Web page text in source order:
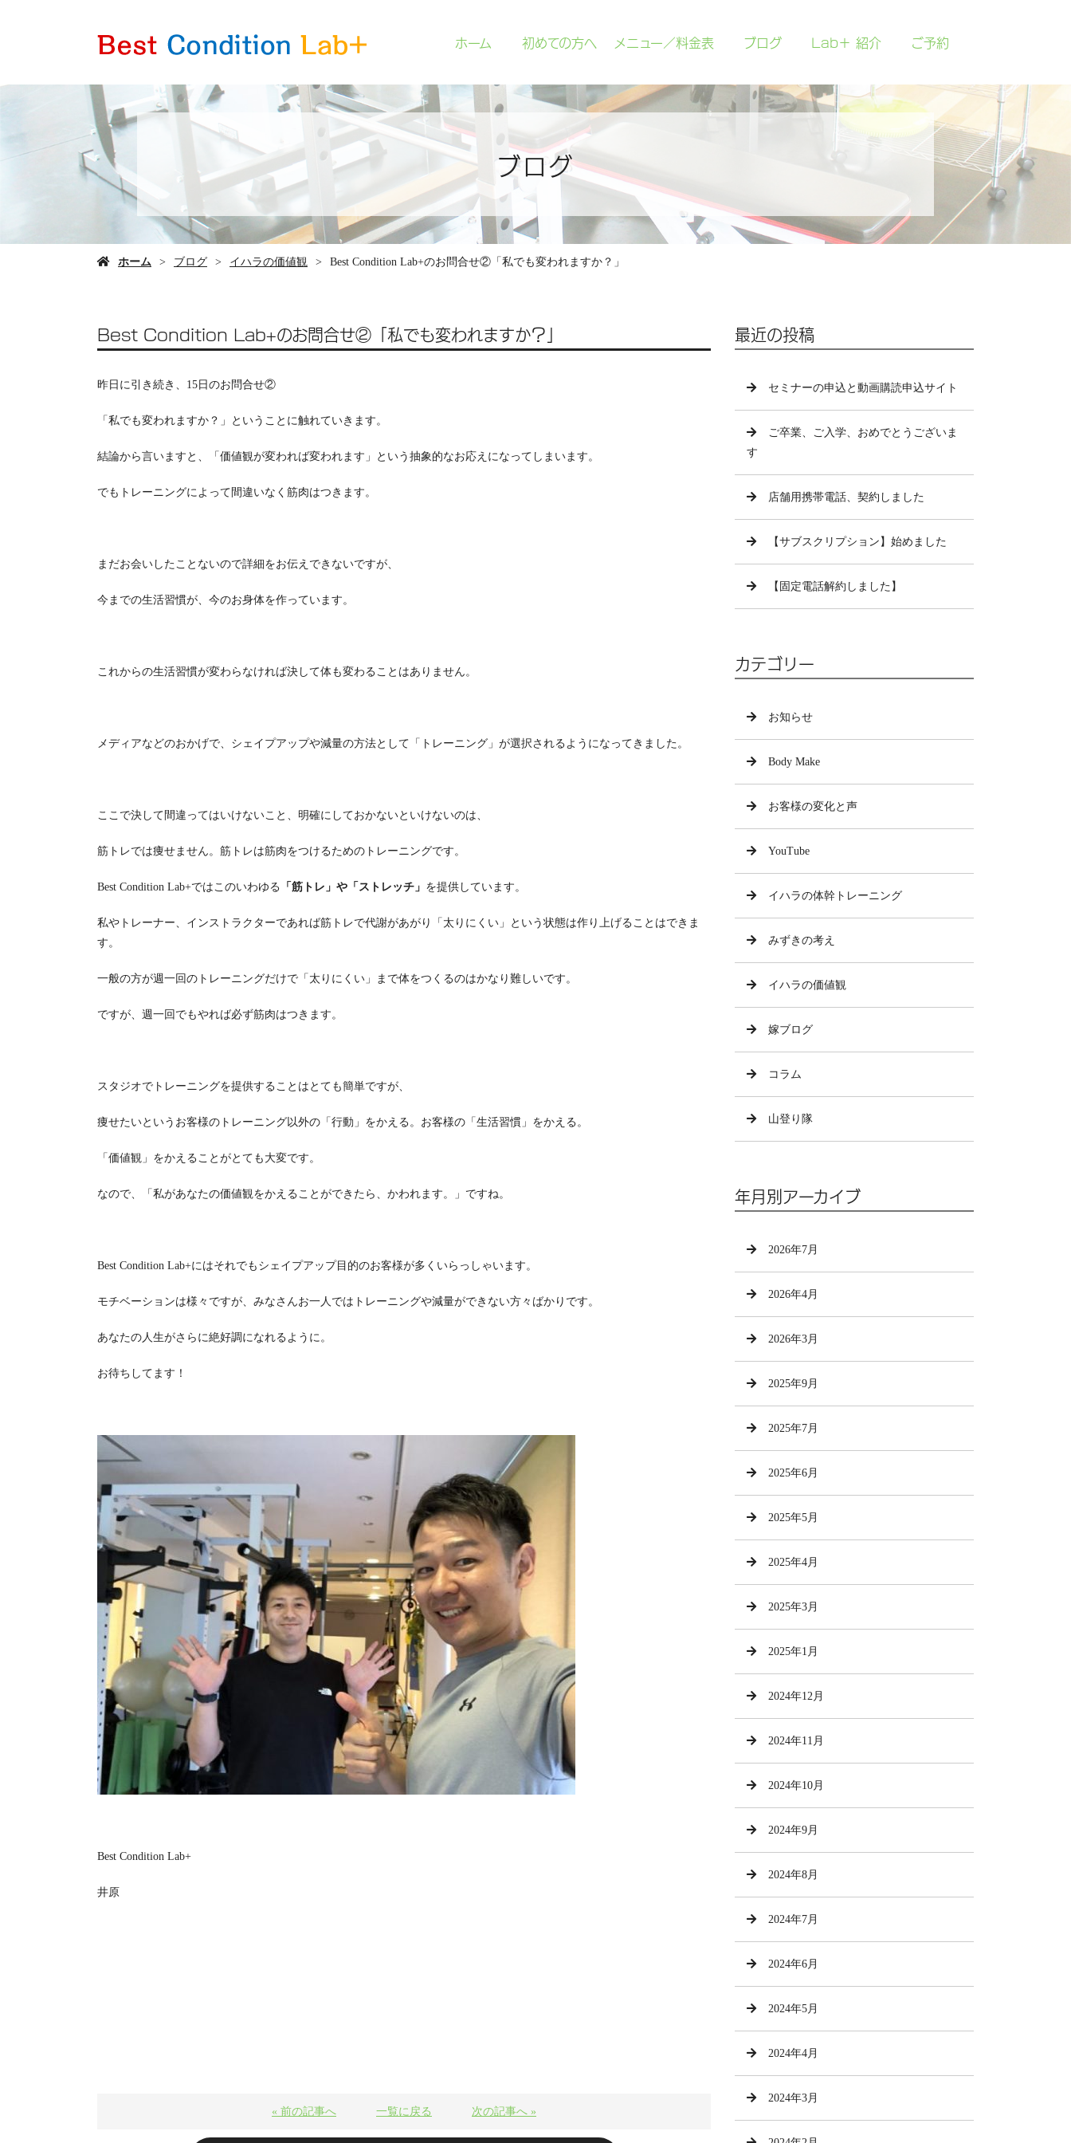
ホーム 初めての方へ メニュー／料金表 ブログ Lab＋ 紹介 ご予約
ブログ
ホーム ブログ イハラの価値観 Best Condition Lab+のお問合せ②「私でも変われますか？」
Best Condition Lab+のお問合せ②「私でも変われますか？」
昨日に引き続き、15日のお問合せ②
「私でも変われますか？」ということに触れていきます。
結論から言いますと、「価値観が変われば変われます」という抽象的なお応えになってしまいます。
でもトレーニングによって間違いなく筋肉はつきます。
まだお会いしたことないので詳細をお伝えできないですが、
今までの生活習慣が、今のお身体を作っています。
これからの生活習慣が変わらなければ決して体も変わることはありません。
メディアなどのおかげで、シェイプアップや減量の方法として「トレーニング」が選択されるようになってきました。
ここで決して間違ってはいけないこと、明確にしておかないといけないのは、
筋トレでは痩せません。筋トレは筋肉をつけるためのトレーニングです。
Best Condition Lab+ではこのいわゆる 「筋トレ」や「ストレッチ」 を提供しています。
私やトレーナー、インストラクターであれば筋トレで代謝があがり「太りにくい」という状態は作り上げることはできま
す。
一般の方が週一回のトレーニングだけで「太りにくい」まで体をつくるのはかなり難しいです。
ですが、週一回でもやれば必ず筋肉はつきます。
スタジオでトレーニングを提供することはとても簡単ですが、
痩せたいというお客様のトレーニング以外の「行動」をかえる。お客様の「生活習慣」をかえる。
「価値観」をかえることがとても大変です。
なので、「私があなたの価値観をかえることができたら、かわれます。」ですね。
Best Condition Lab+にはそれでもシェイプアップ目的のお客様が多くいらっしゃいます。
モチベーションは様々ですが、みなさんお一人ではトレーニングや減量ができない方々ばかりです。
あなたの人生がさらに絶好調になれるように。
お待ちしてます！
Best Condition Lab+
井原
« 前の記事へ 一覧に戻る 次の記事へ »
最近の投稿
セミナーの申込と動画購読申込サイト
ご卒業、ご入学、おめでとうございま
す
店舗用携帯電話、契約しました
【サブスクリプション】始めました
【固定電話解約しました】
カテゴリー
お知らせ
Body Make
お客様の変化と声
YouTube
イハラの体幹トレーニング
みずきの考え
イハラの価値観
嫁ブログ
コラム
山登り隊
年月別アーカイブ
2026年7月
2026年4月
2026年3月
2025年9月
2025年7月
2025年6月
2025年5月
2025年4月
2025年3月
2025年1月
2024年12月
2024年11月
2024年10月
2024年9月
2024年8月
2024年7月
2024年6月
2024年5月
2024年4月
2024年3月